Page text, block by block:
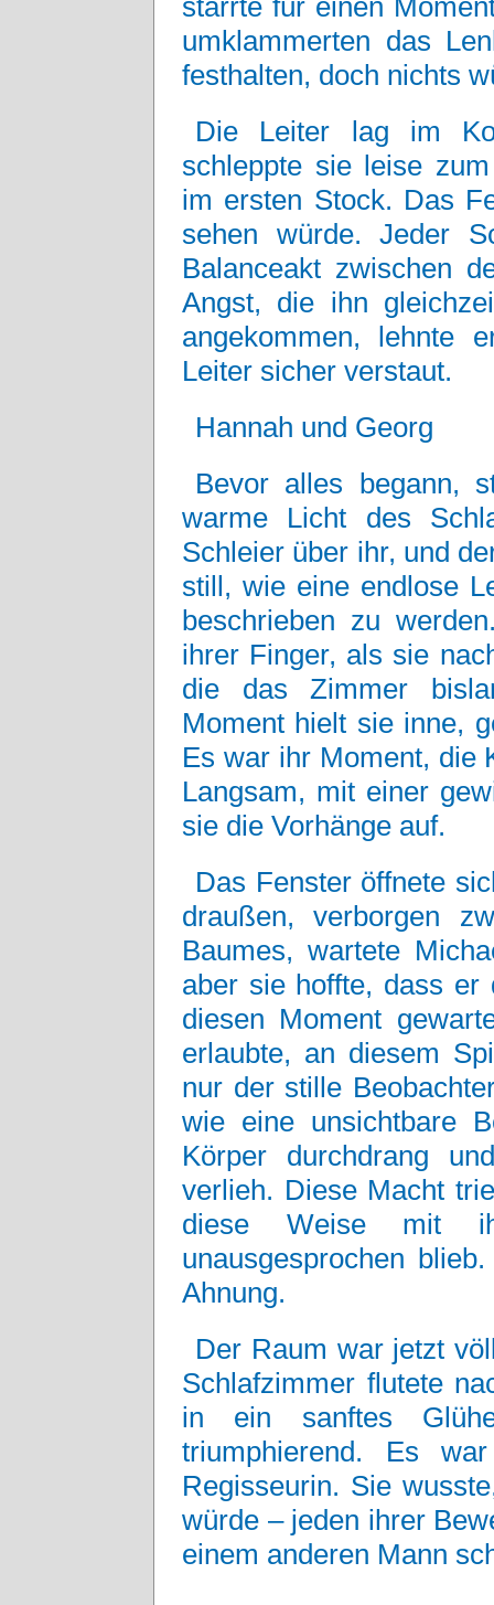
starrte für einen
umklammerten das
festhalten, doch nichts
Die Leiter lag im
schleppte sie leise
im ersten Stock. Das
sehen würde. Jeder
Balanceakt zwischen
Angst, die ihn
angekommen, lehnte
Leiter sicher verstaut.
Hannah und Georg
Bevor alles begann,
warme Licht des
Schleier über ihr, und
still, wie eine endlose
beschrieben zu
ihrer Finger, als sie
die das Zimmer
Moment hielt sie inne,
Es war ihr Moment, die
Langsam, mit einer
sie die Vorhänge auf.
Das Fenster öffnete
draußen, verborgen
Baumes, wartete
aber sie hoffte, dass
diesen Moment
erlaubte, an diesem
nur der stille
wie eine unsichtbare
Körper durchdrang
verlieh. Diese Macht
diese Weise mit
unausgesprochen
Ahnung.
Der Raum war jetzt
Schlafzimmer flutete
in ein sanftes
triumphierend. Es
Regisseurin. Sie
würde – jeden ihrer
einem anderen Mann